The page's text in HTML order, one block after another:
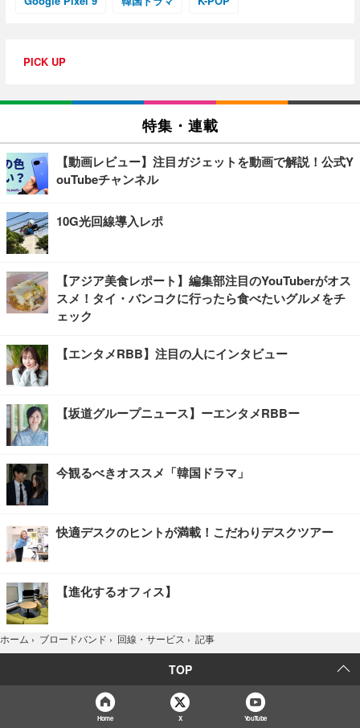
PICK UP
特集・連載
【動画レビュー】注目ガジェットを動画で解説！公式Y
ouTubeチャンネル
10G光回線導入レポ
【アジア美食レポート】編集部注目のYouTuberがオス
スメ！タイ・バンコクに行ったら食べたいグルメをチ
ェック
【エンタメRBB】注目の人にインタビュー
【坂道グループニュース】ーエンタメRBBー
今観るべきオススメ「韓国ドラマ」
快適デスクのヒントが満載！こだわりデスクツアー
【進化するオフィス】
ホーム › ブロードバンド › 回線・サービス › 記事
TOP
Home X YouTube